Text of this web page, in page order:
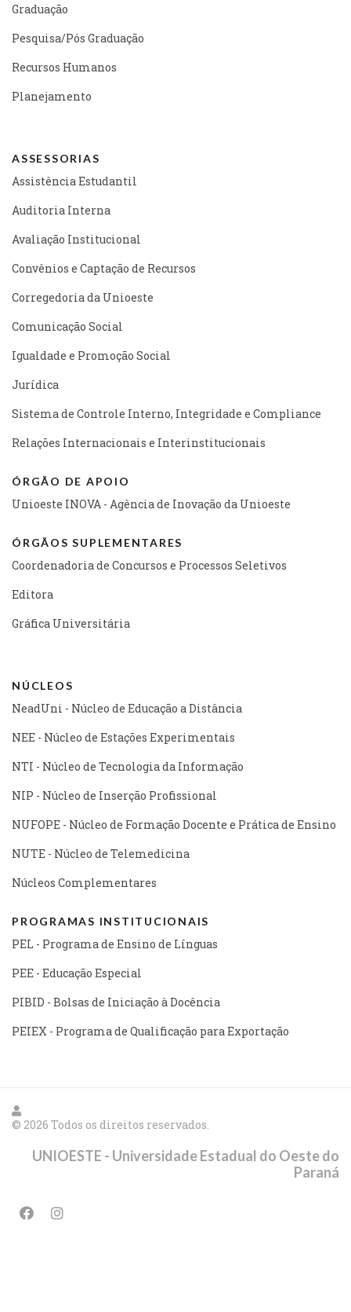
Graduação
Pesquisa/Pós Graduação
Recursos Humanos
Planejamento
ASSESSORIAS
Assistência Estudantil
Auditoria Interna
Avaliação Institucional
Convênios e Captação de Recursos
Corregedoria da Unioeste
Comunicação Social
Igualdade e Promoção Social
Jurídica
Sistema de Controle Interno, Integridade e Compliance
Relações Internacionais e Interinstitucionais
ÓRGÃO DE APOIO
Unioeste INOVA - Agência de Inovação da Unioeste
ÓRGÃOS SUPLEMENTARES
Coordenadoria de Concursos e Processos Seletivos
Editora
Gráfica Universitária
NÚCLEOS
NeadUni - Núcleo de Educação a Distância
NEE - Núcleo de Estações Experimentais
NTI - Núcleo de Tecnologia da Informação
NIP - Núcleo de Inserção Profissional
NUFOPE - Núcleo de Formação Docente e Prática de Ensino
NUTE - Núcleo de Telemedicina
Núcleos Complementares
PROGRAMAS INSTITUCIONAIS
PEL - Programa de Ensino de Línguas
PEE - Educação Especial
PIBID - Bolsas de Iniciação à Docência
PEIEX - Programa de Qualificação para Exportação
© 2026 Todos os direitos reservados.
UNIOESTE - Universidade Estadual do Oeste do
Paraná